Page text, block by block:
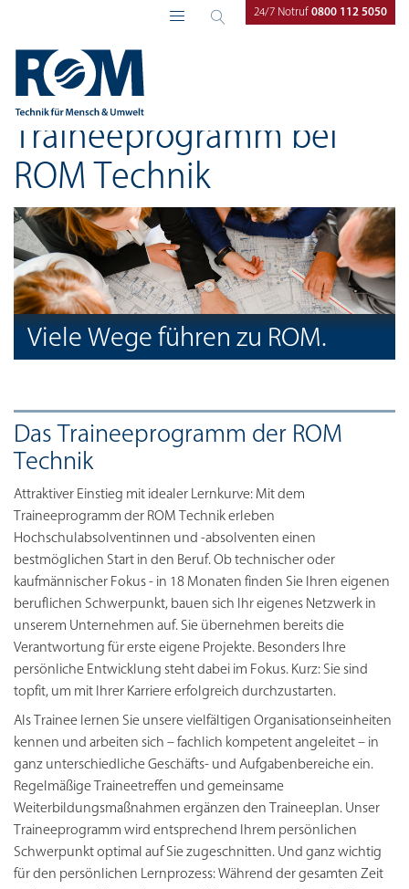
24/7 Notruf 0800 112 5050
ROM Technik Karriere
Traineeprogramm bei
ROM Technik
Viele Wege führen zu ROM.
Das Traineeprogramm der ROM
Technik
Attraktiver Einstieg mit idealer Lernkurve: Mit dem
Traineeprogramm der ROM Technik erleben
Hochschulabsolventinnen und -absolventen einen
bestmöglichen Start in den Beruf. Ob technischer oder
kaufmännischer Fokus - in 18 Monaten finden Sie Ihren eigenen
beruflichen Schwerpunkt, bauen sich Ihr eigenes Netzwerk in
unserem Unternehmen auf. Sie übernehmen bereits die
Verantwortung für erste eigene Projekte. Besonders Ihre
persönliche Entwicklung steht dabei im Fokus. Kurz: Sie sind
topfit, um mit Ihrer Karriere erfolgreich durchzustarten.
Als Trainee lernen Sie unsere vielfältigen Organisationseinheiten
kennen und arbeiten sich – fachlich kompetent angeleitet – in
ganz unterschiedliche Geschäfts- und Aufgabenbereiche ein.
Regelmäßige Traineetreffen und gemeinsame
Weiterbildungsmaßnahmen ergänzen den Traineeplan. Unser
Traineeprogramm wird entsprechend Ihrem persönlichen
Schwerpunkt optimal auf Sie zugeschnitten. Und ganz wichtig
für den persönlichen Lernprozess: Während der gesamten Zeit